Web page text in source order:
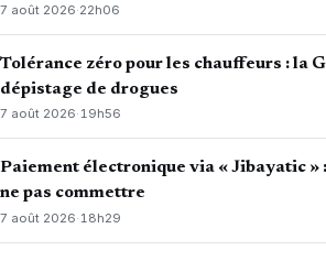
7 août 2026·22h06
Tolérance zéro pour les chauffeurs : la
dépistage de drogues
7 août 2026·19h56
Paiement électronique via « Jibayatic »
ne pas commettre
7 août 2026· 18h29